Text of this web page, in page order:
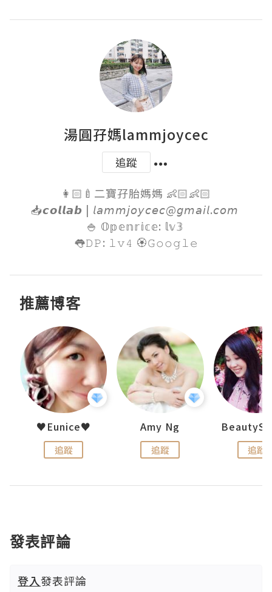
湯圓孖媽lammjoycec
追蹤
👩🏻‍🍼二寶孖胎媽媽 👶🏻👶🏻
📥𝙘𝙤𝙡𝙡𝙖𝙗 | 𝘭𝘢𝘮𝘮𝘫𝘰𝘺𝘤𝘦𝘤@𝘨𝘮𝘢𝘪𝘭.𝘤𝘰𝘮
🍚 𝕆𝕡𝕖𝕟𝕣𝕚𝕔𝕖: 𝕝𝕧𝟛
👅𝙳𝙿: 𝚕𝚟𝟺 🏵𝙶𝚘𝚘𝚐𝚕𝚎
推薦博客
♥Eunice♥
追蹤
Amy Ng
追蹤 追蹤
發表評論
登入發表評論